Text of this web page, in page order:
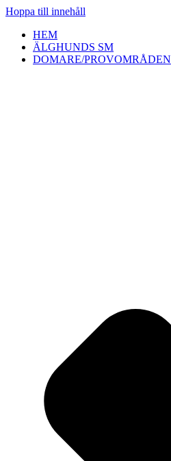
Hoppa till innehåll
HEM
ÄLGHUNDS SM
DOMARE/PROVOMRÅDEN